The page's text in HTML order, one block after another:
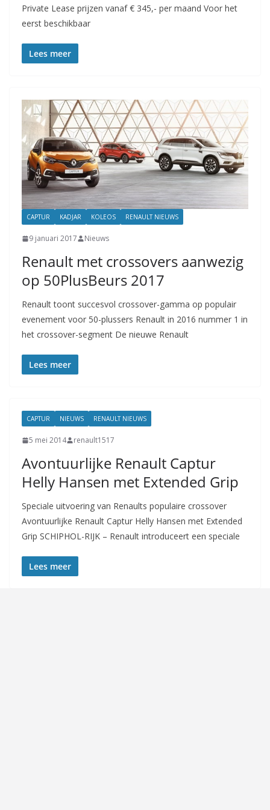
Private Lease prijzen vanaf € 345,- per maand Voor het
eerst beschikbaar
Lees meer
CAPTUR KADJAR KOLEOS RENAULT NIEUWS
9 januari 2017 Nieuws
Renault met crossovers aanwezig
op 50PlusBeurs 2017
Renault toont succesvol crossover-gamma op populair
evenement voor 50-plussers Renault in 2016 nummer 1 in
het crossover-segment De nieuwe Renault
Lees meer
CAPTUR NIEUWS RENAULT NIEUWS
5 mei 2014 renault1517
Avontuurlijke Renault Captur
Helly Hansen met Extended Grip
Speciale uitvoering van Renaults populaire crossover
Avontuurlijke Renault Captur Helly Hansen met Extended
Grip SCHIPHOL-RIJK – Renault introduceert een speciale
Lees meer